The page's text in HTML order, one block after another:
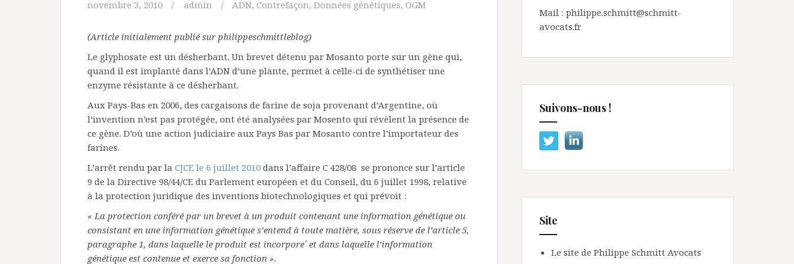
novembre 3, 2010 admin ADN, Contrefaçon, Données génétiques, OGM
(Article initialement publié sur philippeschmittleblog)
Le glyphosate est un désherbant. Un brevet détenu par Mosanto porte sur un gène qui,
quand il est implanté dans l’ADN d’une plante, permet à celle-ci de synthétiser une
enzyme résistante à ce désherbant.
Aux Pays-Bas en 2006, des cargaisons de farine de soja provenant d’Argentine, où
l’invention n’est pas protégée, ont été analysées par Mosento qui révèlent la présence de
ce gène. D’où une action judiciaire aux Pays Bas par Mosanto contre l’importateur des
farines.
L’arrêt rendu par la CJCE le 6 juillet 2010 dans l’affaire C 428/08 se prononce sur l’article
9 de la Directive 98/44/CE du Parlement européen et du Conseil, du 6 juillet 1998, relative
à la protection juridique des inventions biotechnologiques et qui prévoit :
« La protection conféré par un brevet à un produit contenant une information génétique ou
consistant en une information génétique s’entend à toute matière, sous réserve de l’article 5,
paragraphe 1, dans laquelle le produit est incorpore´ et dans laquelle l’information
génétique est contenue et exerce sa fonction ».
Mail : philippe.schmitt@schmitt-
avocats.fr
Suivons-nous !
Site
Le site de Philippe Schmitt Avocats